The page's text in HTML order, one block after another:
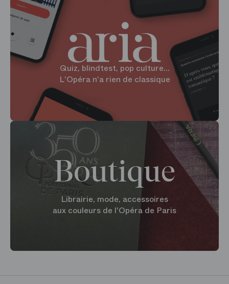
Quiz, blindtest, pop culture...
L'Opéra n'a rien de classique
Boutique
Librairie, mode, accessoires
aux couleurs de l'Opéra de Paris